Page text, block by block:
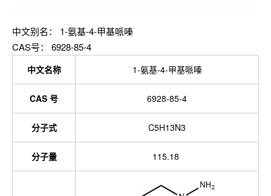
中文别名： 1-氨基-4-甲基哌嗪
CAS号： 6928-85-4
中文名称 1-氨基-4-甲基哌嗪
CAS 号 6928-85-4
分子式 C5H13N3
分子量 115.18